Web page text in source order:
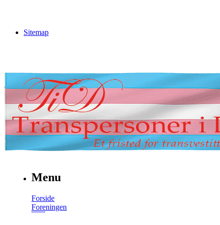
Sitemap
Menu
Forside
Foreningen